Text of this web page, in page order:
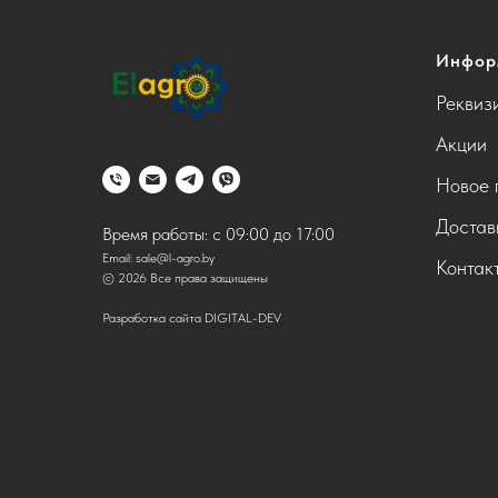
Время работы: с 09:00 до 17:00
Email: sale@l-agro.by
© 2026 Все права защищены
Разработка сайта DIGITAL-DEV
Акции
Новое